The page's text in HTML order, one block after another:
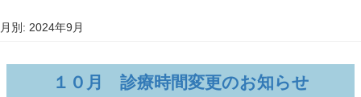
月別: 2024年9月
１０月 診療時間変更のお知らせ